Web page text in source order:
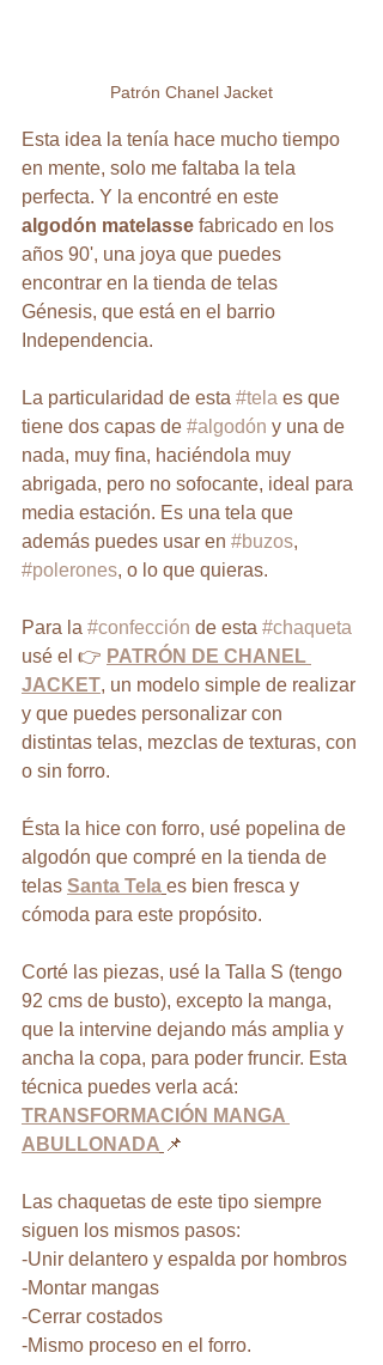
Patrón Chanel Jacket
Esta idea la tenía hace mucho tiempo
en mente, solo me faltaba la tela
perfecta. Y la encontré en este
algodón matelasse fabricado en los
años 90', una joya que puedes
encontrar en la tienda de telas
Génesis, que está en el barrio
Independencia.
La particularidad de esta #tela es que
tiene dos capas de #algodón y una de
nada, muy fina, haciéndola muy
abrigada, pero no sofocante, ideal para
media estación. Es una tela que
además puedes usar en #buzos,
#polerones, o lo que quieras.
Para la #confección de esta #chaqueta
usé el 👉 PATRÓN DE CHANEL
JACKET, un modelo simple de realizar
y que puedes personalizar con
distintas telas, mezclas de texturas, con
o sin forro.
Ésta la hice con forro, usé popelina de
algodón que compré en la tienda de
telas Santa Tela es bien fresca y
cómoda para este propósito.
Corté las piezas, usé la Talla S (tengo
92 cms de busto), excepto la manga,
que la intervine dejando más amplia y
ancha la copa, para poder fruncir. Esta
técnica puedes verla acá:
TRANSFORMACIÓN MANGA
ABULLONADA 📌
Las chaquetas de este tipo siempre
siguen los mismos pasos:
-Unir delantero y espalda por hombros
-Montar mangas
-Cerrar costados
-Mismo proceso en el forro.